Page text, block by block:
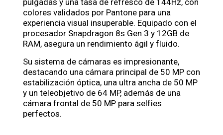
colores validados por Pantone para una
experiencia visual insuperable. Equipado con el
procesador Snapdragon 8s Gen 3 y 12GB de
RAM, asegura un rendimiento ágil y fluido.
Su sistema de cámaras es impresionante,
destacando una cámara principal de 50 MP con
estabilización óptica, una ultra ancha de 50 MP
y un teleobjetivo de 64 MP, además de una
cámara frontal de 50 MP para selfies
perfectos.